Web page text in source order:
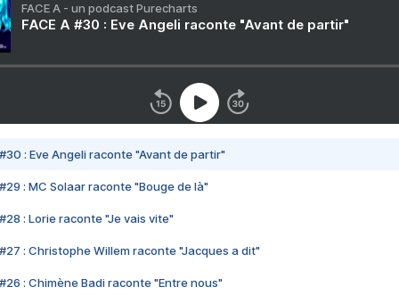
FACE A - un podcast Purecharts
FACE A #30 : Eve Angeli raconte "Avant de partir"
#30 : Eve Angeli raconte "Avant de partir"
#29 : MC Solaar raconte "Bouge de là"
#28 : Lorie raconte "Je vais vite"
#27 : Christophe Willem raconte "Jacques a dit"
#26 : Chimène Badi raconte "Entre nous"